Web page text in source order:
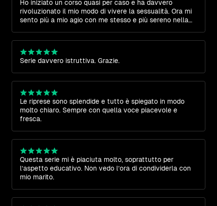
Ho iniziato un corso quasi per caso e ha davvero
rivoluzionato il mio modo di vivere la sessualità. Ora mi
sento più a mio agio con me stesso e più sereno nella
Serie davvero istruttiva. Grazie.
Le riprese sono splendide e tutto è spiegato in modo
molto chiaro. Sempre con quella voce piacevole e
fresca.
Questa serie mi è piaciuta molto, soprattutto per
l’aspetto educativo. Non vedo l’ora di condividerla con
mio marito.